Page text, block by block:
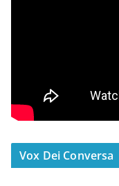
Vox Dei Conversa